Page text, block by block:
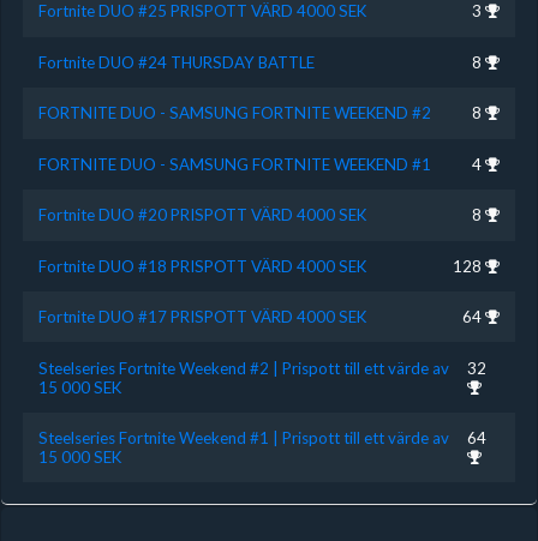
Fortnite DUO #25 PRISPOTT VÄRD 4000 SEK 3
Fortnite DUO #24 THURSDAY BATTLE 8
FORTNITE DUO - SAMSUNG FORTNITE WEEKEND #2 8
FORTNITE DUO - SAMSUNG FORTNITE WEEKEND #1 4
Fortnite DUO #20 PRISPOTT VÄRD 4000 SEK 8
Fortnite DUO #18 PRISPOTT VÄRD 4000 SEK 128
Fortnite DUO #17 PRISPOTT VÄRD 4000 SEK 64
Steelseries Fortnite Weekend #2 | Prispott till ett värde av
15 000 SEK
32
Steelseries Fortnite Weekend #1 | Prispott till ett värde av
15 000 SEK
64